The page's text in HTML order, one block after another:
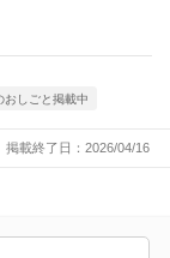
おしごと掲載中
掲載終了日：2026/04/16